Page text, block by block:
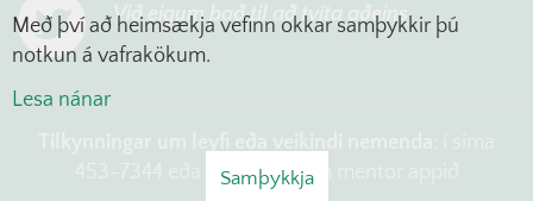
Við eigum það til að tvíta aðeins
453-7344 eða skrá í gegnum mentor appið
Með því að heimsækja vefinn okkar samþykkir þú
notkun á vafrakökum.
Lesa nánar
Samþykkja